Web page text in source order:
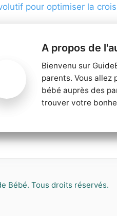
pour optimiser la
Bienvenu sur
parents. Vous
bébé auprès des
trouver votre
Bébé. Tous droits réservés.